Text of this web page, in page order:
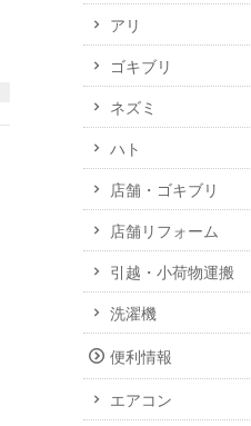
アリ
ゴキブリ
ネズミ
ハト
店舗・ゴキブリ
店舗リフォーム
引越・小荷物運搬
洗濯機
便利情報
エアコン